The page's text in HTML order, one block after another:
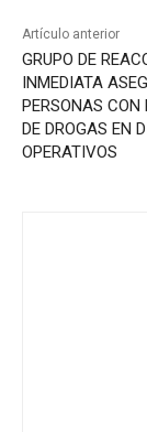
Artículo anterior
GRUPO DE
INMEDIATA
PERSONAS CON
DE DROGAS EN
OPERATIVOS